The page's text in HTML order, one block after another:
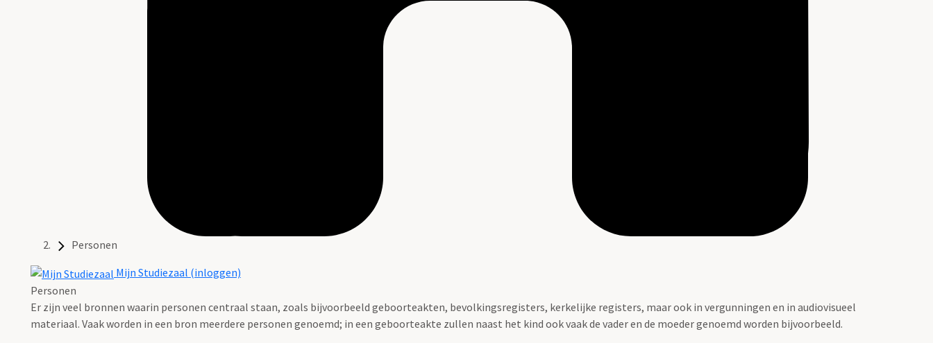
Personen
Mijn Studiezaal (inloggen)
Personen
Er zijn veel bronnen waarin personen centraal staan, zoals bijvoorbeeld geboorteakten, bevolkingsregisters, kerkelijke registers, maar ook in vergunningen en in audiovisueel
materiaal. Vaak worden in een bron meerdere personen genoemd; in een geboorteakte zullen naast het kind ook vaak de vader en de moeder genoemd worden bijvoorbeeld.